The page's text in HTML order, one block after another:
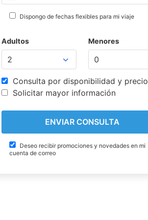
Dispongo de fechas flexibles para mi viaje
Adultos Menores
Consulta por disponibilidad y precio
Solicitar mayor información
Deseo recibir promociones y novedades en mi
cuenta de correo